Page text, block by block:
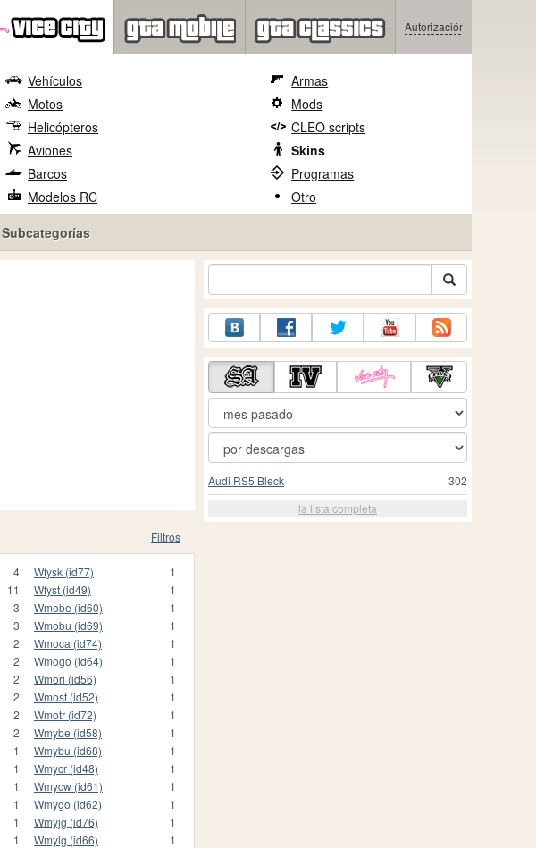
Autorización
Vehículos
Motos
Helicópteros
Aviones
Barcos
Modelos RC
Armas
Mods
CLEO scripts
Skins
Programas
Otro
Subcategorías
Filtros
4
11
3
3
2
2
2
2
2
2
1
1
1
1
1
1
Wfysk (id77)
1
Wfyst (id49)
1
Wmobe (id60)
1
Wmobu (id69)
1
Wmoca (id74)
1
Wmogo (id64)
1
Wmori (id56)
1
Wmost (id52)
1
Wmotr (id72)
1
Wmybe (id58)
1
Wmybu (id68)
1
Wmycr (id48)
1
Wmycw (id61)
1
Wmygo (id62)
1
Wmyjg (id76)
1
Wmylg (id66)
1
302
Audi RS5 Bleck
la lista completa